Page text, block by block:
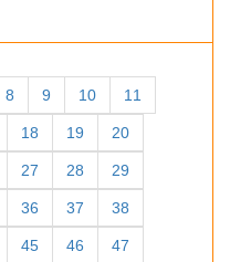
8 9 10 11
18 19 20
27 28 29
36 37 38
45 46 47